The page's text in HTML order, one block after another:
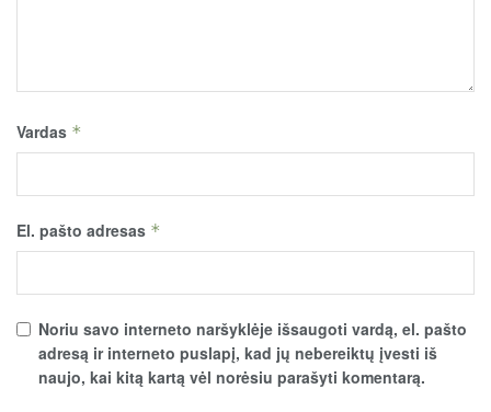
Vardas *
El. pašto adresas *
Noriu savo interneto naršyklėje išsaugoti vardą, el. pašto
adresą ir interneto puslapį, kad jų nebereiktų įvesti iš
naujo, kai kitą kartą vėl norėsiu parašyti komentarą.